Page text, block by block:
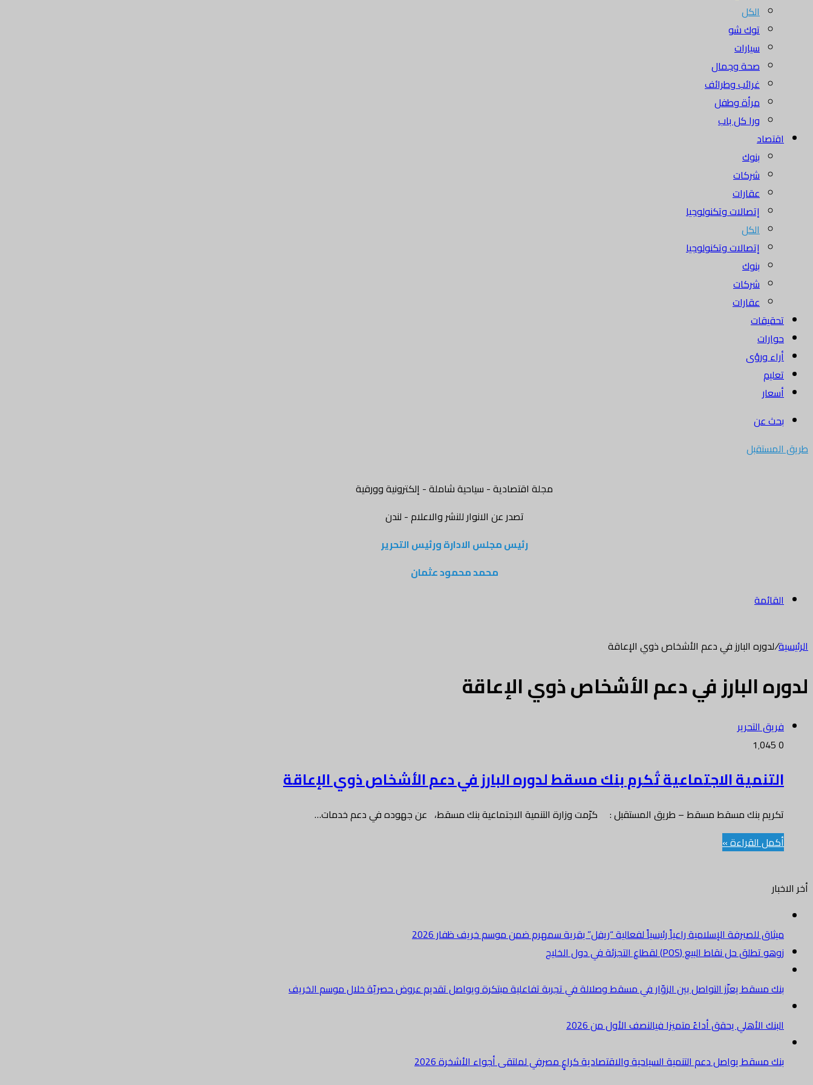
الكل
توك شو
سيارات
صحة وجمال
غرائب وطرائف
مرأة وطفل
ورا كل باب
اقتصاد
بنوك
شركات
عقارات
إتصالات وتكنولوجيا
الكل
إتصالات وتكنولوجيا
بنوك
شركات
عقارات
تحقيقات
حوارات
أراء ورؤى
تعليم
أسعار
بحث عن
طريق المستقبل
مجلة اقتصادية - سياحية شاملة - إلكترونية وورقية
تصدر عن الانوار للنشر والاعلام - لندن
رئيس مجلس الادارة ورئيس التحرير
محمد محمود عثمان
القائمة
الرئيسية/لدوره البارز في دعم الأشخاص ذوي الإعاقة
لدوره البارز في دعم الأشخاص ذوي الإعاقة
فريق التحرير
0
التنمية الاجتماعية تُكرم بنك مسقط لدوره البارز في دعم الأشخاص ذوي الإعاقة
تكريم بنك مسقط مسقط – طريق المستقبل : كرّمت وزارة التنمية الاجتماعية بنك مسقط، عن جهوده في دعم خدمات…
أكمل القراءة »
أخر الاخبار
ميثاق للصيرفة الإسلامية راعياً رئيسياً لفعالية “ريفل” بقرية سمهرم ضمن موسم خريف ظفار 2026
زوهو تطلق حل نقاط البيع (POS) لقطاع التجزئة في دول الخليج
بنك مسقط يعزّز التواصل بين الزوّار في مسقط وصلالة في تجربة تفاعلية مبتكرة ويواصل تقديم عروض حصريّة خلال موسم الخريف
البنك الأهلي يحقق أداءً متميزا فيالنصف الأول من 2026
بنك مسقط يواصل دعم التنمية السياحية والاقتصادية كراعٍ مصرفي لملتقى أجواء الأشخرة 2026